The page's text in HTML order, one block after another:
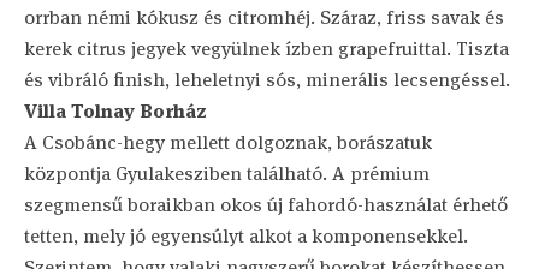
orrban némi kókusz és citromhéj. Száraz, friss savak és
kerek citrus jegyek vegyülnek ízben grapefruittal. Tiszta
és vibráló finish, leheletnyi sós, minerális lecsengéssel.
Villa Tolnay Borház
A Csobánc-hegy mellett dolgoznak, borászatuk
központja Gyulakesziben található. A prémium
szegmensű boraikban okos új fahordó-használat érhető
tetten, mely jó egyensúlyt alkot a komponensekkel.